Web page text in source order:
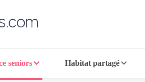
seniors Habitat partagé